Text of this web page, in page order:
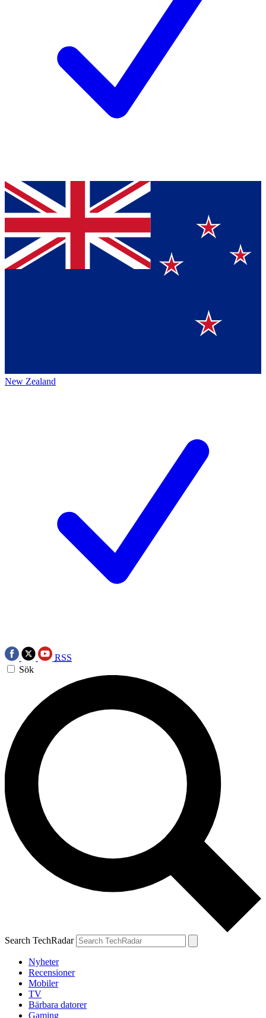
New Zealand
RSS
Sök
Search TechRadar
Nyheter
Recensioner
Mobiler
TV
Bärbara datorer
Gaming